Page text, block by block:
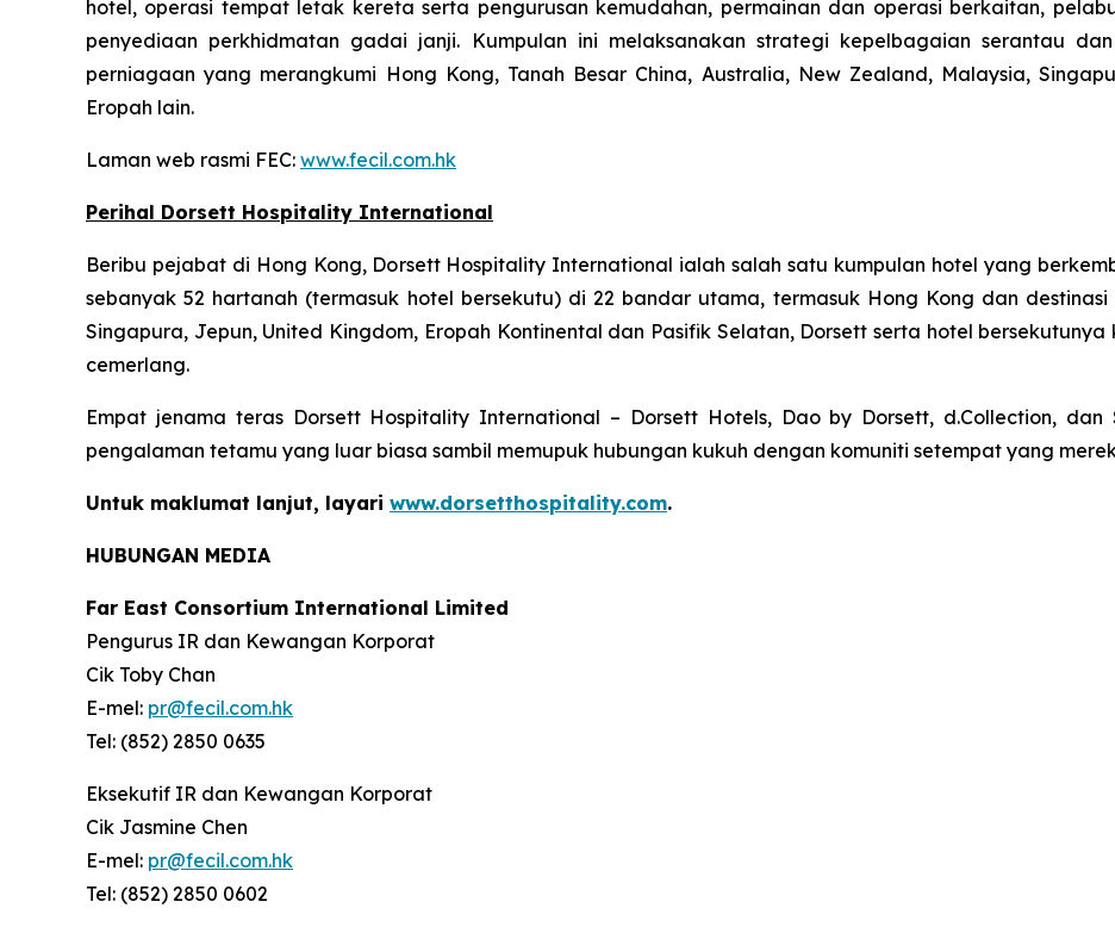
hotel, operasi tempat letak kereta serta pengurusan kemudahan, permainan dan operasi berkaitan,
penyediaan perkhidmatan gadai janji. Kumpulan ini melaksanakan strategi kepelbagaian serantau
perniagaan yang merangkumi Hong Kong, Tanah Besar China, Australia, New Zealand, Malaysia,
Eropah lain.
Laman web rasmi FEC: www.fecil.com.hk
Perihal Dorsett Hospitality International
Beribu pejabat di Hong Kong, Dorsett Hospitality International ialah salah satu kumpulan hotel yang
sebanyak 52 hartanah (termasuk hotel bersekutu) di 22 bandar utama, termasuk Hong Kong dan
Singapura, Jepun, United Kingdom, Eropah Kontinental dan Pasifik Selatan, Dorsett serta hotel
cemerlang.
Empat jenama teras Dorsett Hospitality International – Dorsett Hotels, Dao by Dorsett, d.Collection,
pengalaman tetamu yang luar biasa sambil memupuk hubungan kukuh dengan komuniti setempat yang
Untuk maklumat lanjut, layari www.dorsetthospitality.com.
HUBUNGAN MEDIA
Far East Consortium International Limited
Pengurus IR dan Kewangan Korporat
Cik Toby Chan
E-mel: pr@fecil.com.hk
Tel: (852) 2850 0635
Eksekutif IR dan Kewangan Korporat
Cik Jasmine Chen
E-mel: pr@fecil.com.hk
Tel: (852) 2850 0602